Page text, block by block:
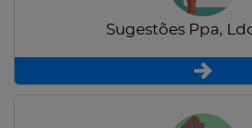
Sugestões Ppa,